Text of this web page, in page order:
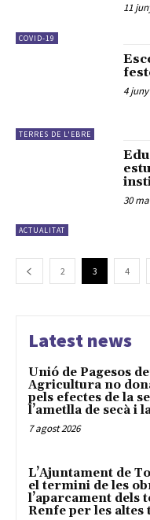
COVID-19
11
TERRES DE L'EBRE
4
ACTUALITAT
30
2 3 4
Latest news
Unió de Pagesos
Agricultura no
pels efectes de la
l’ametlla de secà i
7 agost 2026
L’Ajuntament de
el termini de les
l’aparcament dels
Renfe per les